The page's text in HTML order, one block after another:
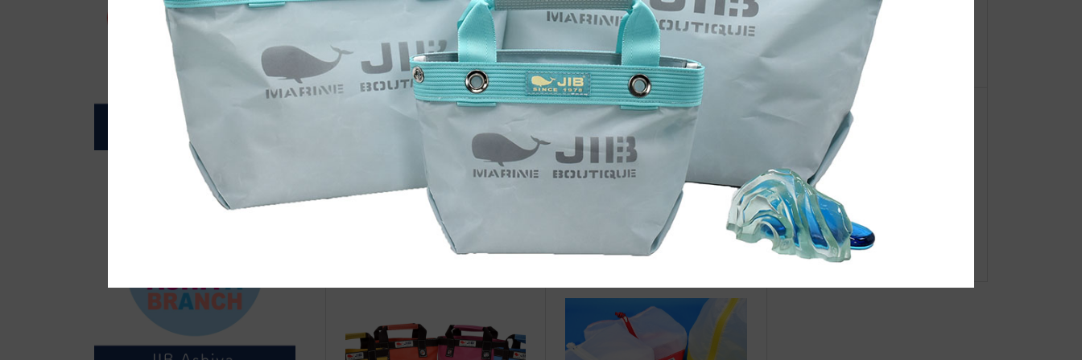
自治体アワード Bronze受賞
☆JIB Group Info☆20/9/28~【重
要】JIB本店・船坂店限定カラーオ
ーダーサービス休止...
レッスントートバッグ カラフル&
船坂畑部活動日記（レポートbyY部
JIB誕生秘話（6回連載）その2
●Event Info●22/6/22～大阪タカシ
マヤにてJIBフェア開催！